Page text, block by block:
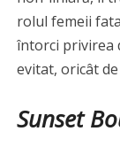
rolul femeii
întorci privirea
evitat, oricât
Sunset